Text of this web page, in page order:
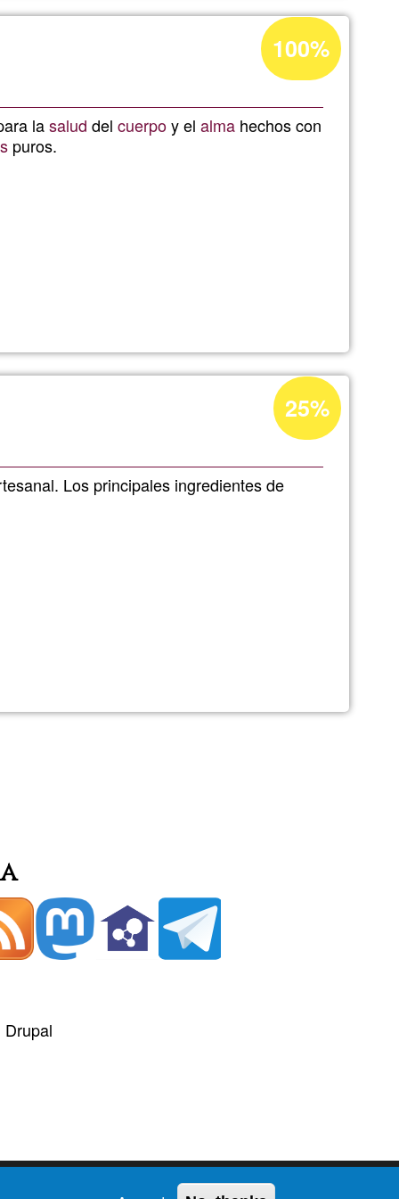
lasalud del cuerpoy el alma hechos con
puros.
Acceptance
percentage
Ğ1
100%
Los principales ingredientes de
Acceptance
percentage
Ğ1
25%
Drupal